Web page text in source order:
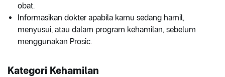
obat.
Informasikan dokter apabila kamu sedang hamil,
menyusui, atau dalam program kehamilan, sebelum
menggunakan Prosic.
Kategori Kehamilan